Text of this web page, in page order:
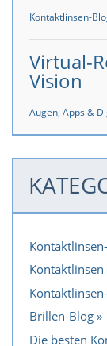
Kontaktlinsen-
Virtual-
Vision
Augen, Apps &
Kontaktlinsen
Brillen-Blog
Die besten